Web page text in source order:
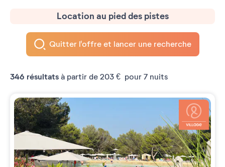
Location au pied des pistes
Quitter l'offre et lancer une recherche
346 résultats à partir de 203 € pour 7 nuits